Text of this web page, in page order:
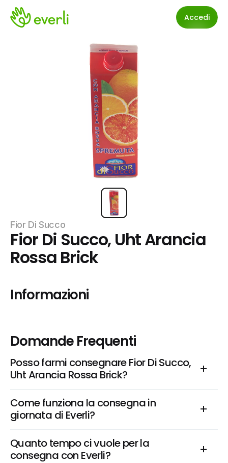
Accedi
Fior Di Succo
Fior Di Succo, Uht Arancia
Rossa Brick
Informazioni
Domande Frequenti
Posso farmi consegnare Fior Di Succo,
Uht Arancia Rossa Brick?
Come funziona la consegna in
giornata di Everli?
Quanto tempo ci vuole per la
consegna con Everli?